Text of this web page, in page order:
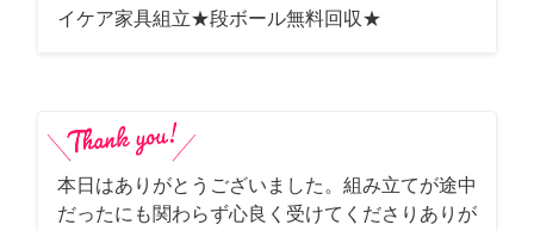
イケア家具組立★段ボール無料回収★
本日はありがとうございました。組み立てが途中
だったにも関わらず心良く受けてくださりありが